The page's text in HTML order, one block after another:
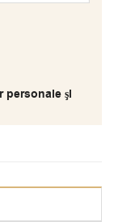
personale şi